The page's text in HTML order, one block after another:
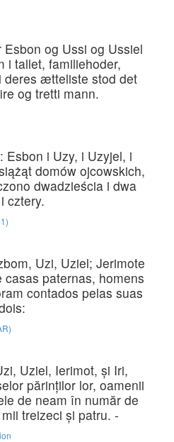
og Ussi og Ussiel
i tallet, familiehoder,
deres ætteliste stod det
og tretti mann.
Esbon i Uzy, i Uzyjel, i
domów ojcowskich,
dwadzieścia i dwa
cztery.
Uzi, Uziel; Jerimote
paternas, homens
contados pelas suas
Uziel, Ierimot, şi Iri,
părinţilor lor, oamenii
de neam în număr de
treizeci şi patru. -